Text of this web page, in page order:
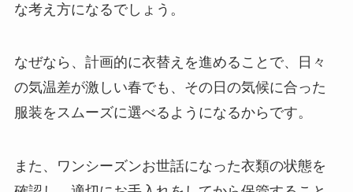
な考え方になるでしょう。
なぜなら、計画的に衣替えを進めることで、日々
の気温差が激しい春でも、その日の気候に合った
服装をスムーズに選べるようになるからです。
また、ワンシーズンお世話になった衣類の状態を